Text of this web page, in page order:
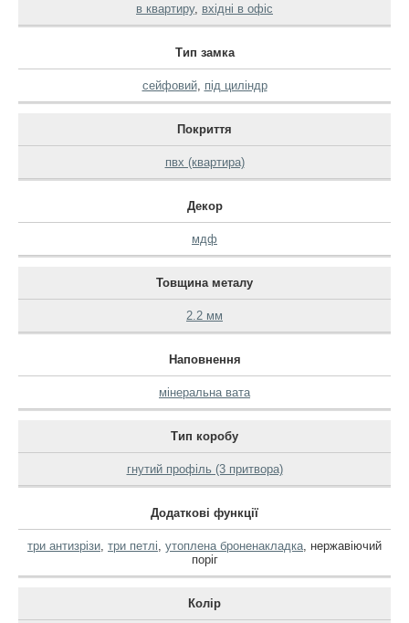
в квартиру, вхідні в офіс
Тип замка
сейфовий, під циліндр
Покриття
пвх (квартира)
Декор
мдф
Товщина металу
2.2 мм
Наповнення
мінеральна вата
Тип коробу
гнутий профіль (3 притвора)
Додаткові функції
три антизрізи три петлі утоплена броненакладка нержавіючий
поріг
Колір